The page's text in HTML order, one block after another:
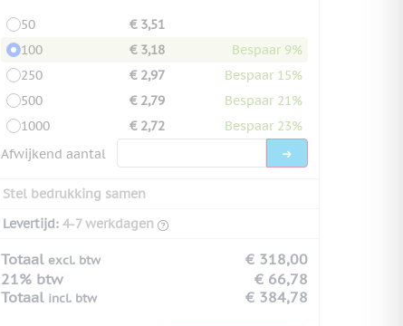
50
€ 3,51
100
€ 3,18
Bespaar 9%
250
€ 2,97
Bespaar 15%
500
€ 2,79
Bespaar 21%
1000
€ 2,72
Bespaar 23%
Afwijkend aantal
Stel bedrukking samen
Levertijd: 4-7 werkdagen
Totaal excl. btw
€ 318,00
21% btw
€ 66,78
Totaal incl. btw € 384,78